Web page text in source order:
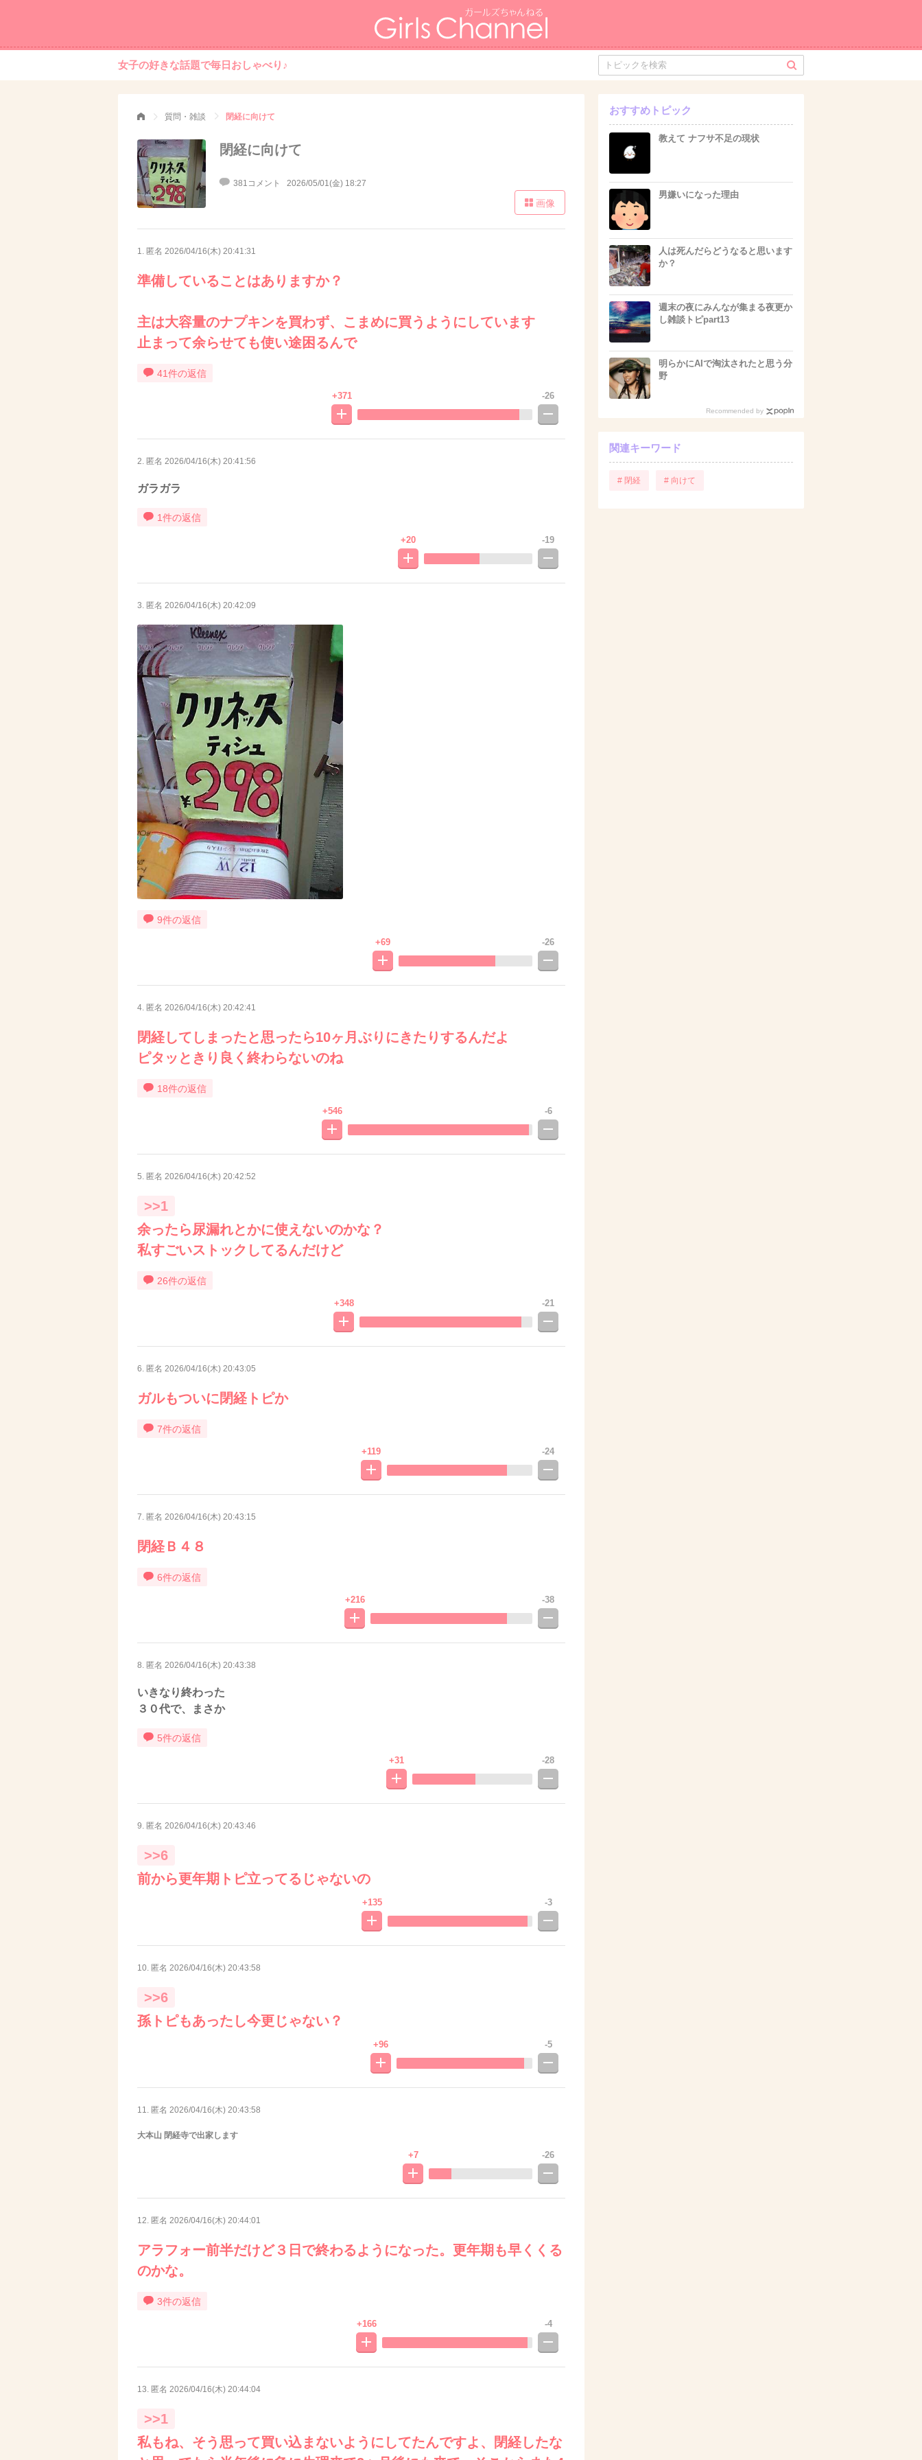
女子の好きな話題で毎日おしゃべり♪
質問・雑談 閉経に向けて
閉経に向けて
381コメント 2026/05/01(金) 18:27
画像
1. 匿名 2026/04/16(木) 20:41:31
準備していることはありますか？
主は大容量のナプキンを買わず、こまめに買うようにしています
止まって余らせても使い途困るんで
41件の返信
+371 -26
2. 匿名 2026/04/16(木) 20:41:56
ガラガラ
1件の返信
+20 -19
3. 匿名 2026/04/16(木) 20:42:09
9件の返信
+69 -26
4. 匿名 2026/04/16(木) 20:42:41
閉経してしまったと思ったら10ヶ月ぶりにきたりするんだよ
ピタッときり良く終わらないのね
18件の返信
+546 -6
5. 匿名 2026/04/16(木) 20:42:52
>>1
余ったら尿漏れとかに使えないのかな？
私すごいストックしてるんだけど
26件の返信
+348 -21
6. 匿名 2026/04/16(木) 20:43:05
ガルもついに閉経トピか
7件の返信
+119 -24
7. 匿名 2026/04/16(木) 20:43:15
閉経Ｂ４８
6件の返信
+216 -38
8. 匿名 2026/04/16(木) 20:43:38
いきなり終わった
３０代で、まさか
5件の返信
+31 -28
9. 匿名 2026/04/16(木) 20:43:46
>>6
前から更年期トピ立ってるじゃないの
+135 -3
10. 匿名 2026/04/16(木) 20:43:58
>>6
孫トピもあったし今更じゃない？
+96 -5
11. 匿名 2026/04/16(木) 20:43:58
大本山 閉経寺で出家します
+7 -26
12. 匿名 2026/04/16(木) 20:44:01
アラフォー前半だけど３日で終わるようになった。更年期も早くくる
のかな。
3件の返信
+166 -4
13. 匿名 2026/04/16(木) 20:44:04
>>1
私もね、そう思って買い込まないようにしてたんですよ、閉経したな
おすすめトピック
教えて ナフサ不足の現状
男嫌いになった理由
人は死んだらどうなると思います
か？
週末の夜にみんなが集まる夜更か
し雑談トピpart13
明らかにAIで淘汰されたと思う分
野
Recommended by
関連キーワード
# 閉経 # 向けて